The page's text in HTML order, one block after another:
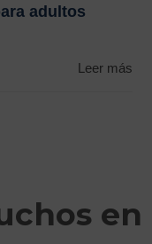
adultos
Leer más
en